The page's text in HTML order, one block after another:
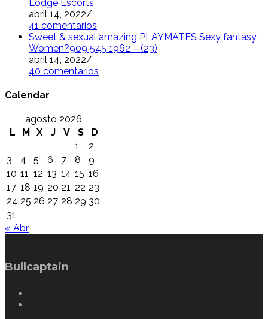
Lodge Escorts
abril 14, 2022/
41 comentarios
Sweet & sexual amazing PLAYMATES Sexy fantasy
Women?909 545 1962 – (23)
abril 14, 2022/
40 comentarios
Calendar
agosto 2026
L
M X J V S
D
1
2
3
4 5 6 7 8
9
10 11 12 13 14 15 16
17 18 19 20 21 22 23
24 25 26 27 28 29 30
31
« Abr
Bullcaptain